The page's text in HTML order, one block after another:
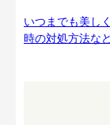
いつまでも美し
時の対処方法な